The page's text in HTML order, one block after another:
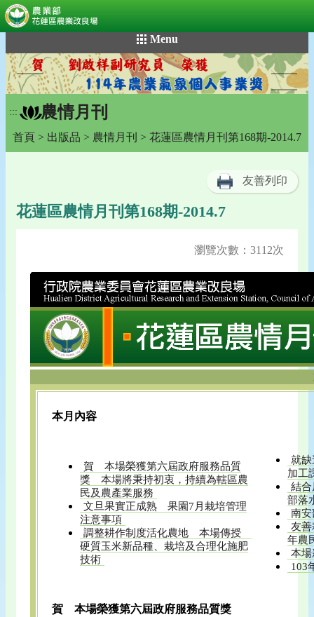
到
主
要
內
容
塊
Menu
::: 農情月刊
首頁 > 出版品 > 農情月刊 > 花蓮區農情月刊第168期-2014.7
友善列印
花蓮區農情月刊第168期-2014.7
瀏覽次數：3112次
本月內容
賀 本場榮獲第六屆政府服務品質
獎 本場將秉持初衷，持續為轄區農
民及農產業服務
文旦果實正成熟 果園7月栽培管理
注意事項
調整耕作制度活化農地 本場傳授
硬質玉米新品種、栽培及合理化施肥
技術
就
加工
結
部落
南
友
年農
本場
103
賀 本場榮獲第六屆政府服務品質獎